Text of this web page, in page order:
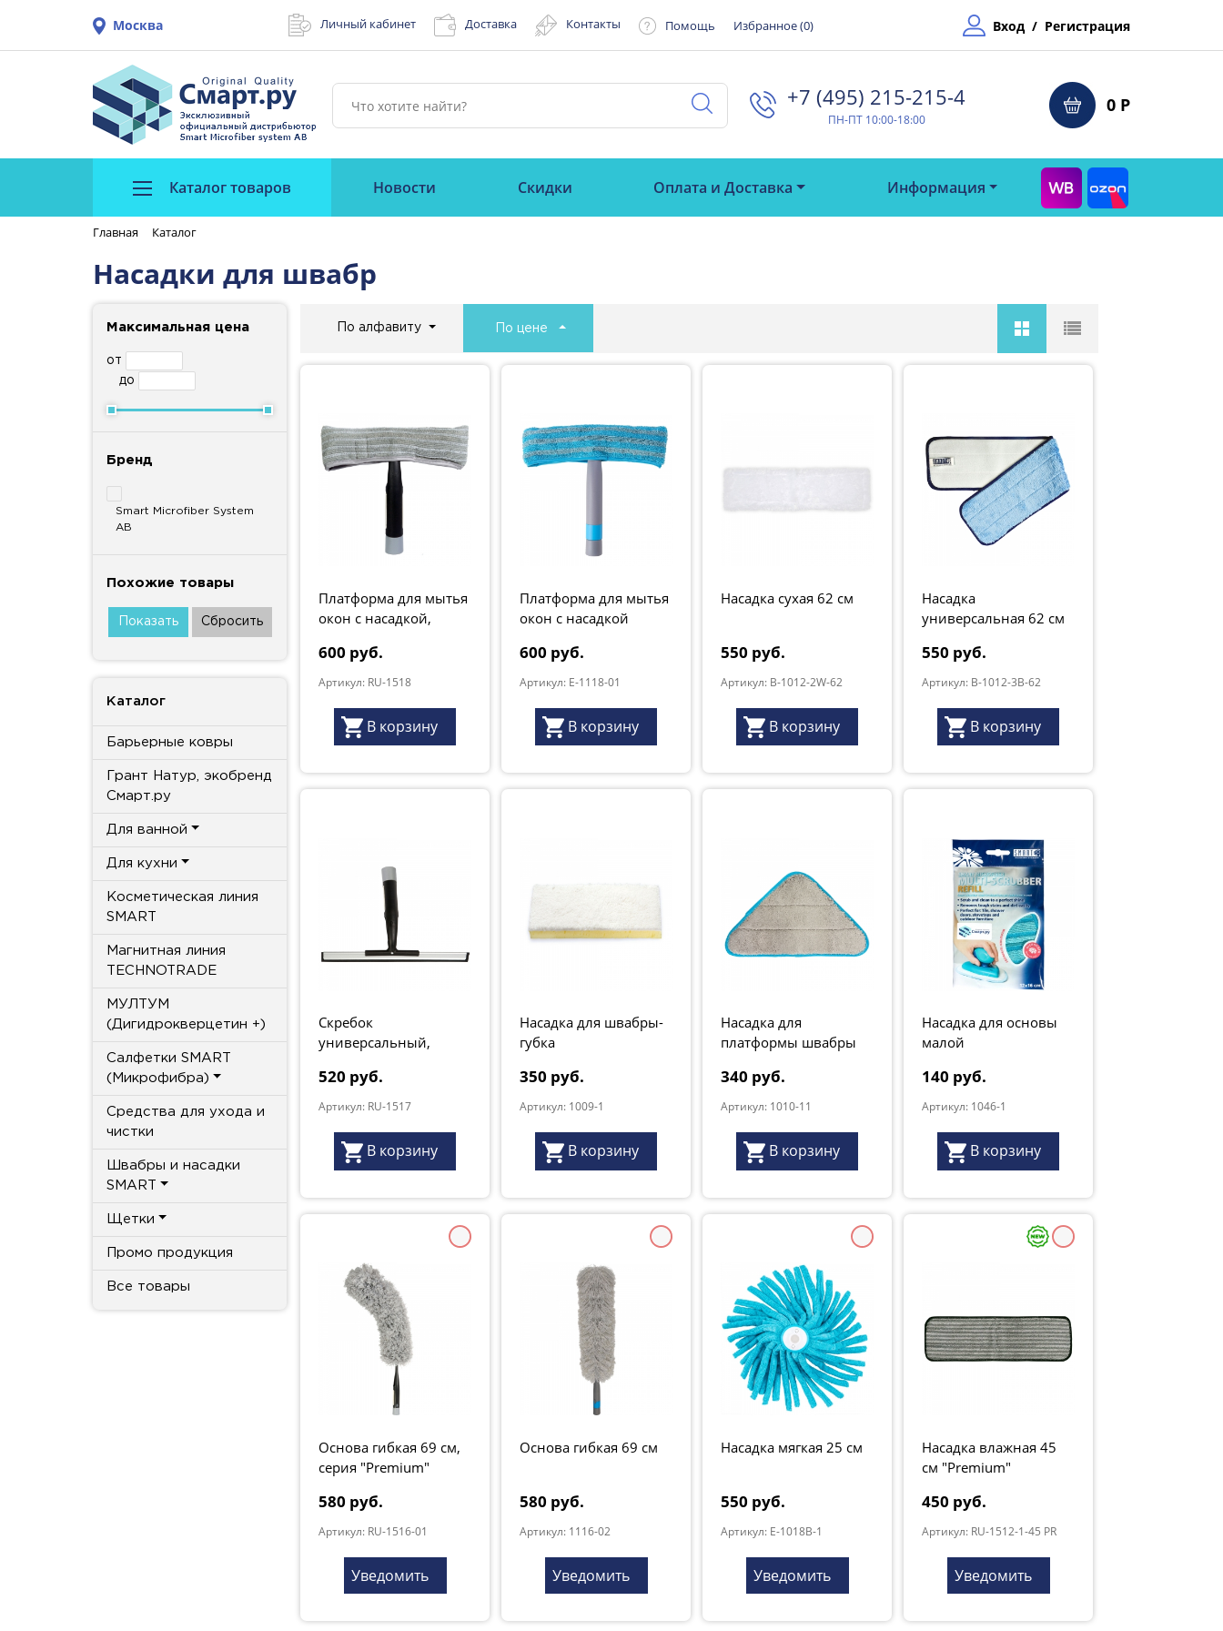
Москва Личный кабинет Доставка Контакты Помощь Избранное (0) Вход / Регистрация
+7 (495) 215-215-4⁠
ПН-ПТ 10:00-18:00
0 Р
Каталог товаров Новости Скидки Оплата и Доставка Информация
Главная Каталог
Насадки для швабр
Максимальная цена
от
до
Бренд
Smart Microfiber System
AB
Похожие товары
Каталог
Барьерные ковры
Грант Натур, экобренд
Смарт.ру
Для ванной
Для кухни
Косметическая линия
SMART
Магнитная линия
TECHNOTRADE
МУЛТУМ
(Дигидрокверцетин +)
Салфетки SMART
(Микрофибра)
Средства для ухода и
чистки
Швабры и насадки
SMART
Щетки
Промо продукция
Все товары
По алфавиту По цене
Платформа для мытья
окон с насадкой,
600 руб.
Артикул: RU-1518
В корзину
Платформа для мытья
окон с насадкой
600 руб.
Артикул: E-1118-01
В корзину
Насадка сухая 62 см
550 руб.
Артикул: B-1012-2W-62
В корзину
Насадка
универсальная 62 см
550 руб.
Артикул: B-1012-3B-62
В корзину
Скребок
универсальный,
520 руб.
Артикул: RU-1517
В корзину
Насадка для швабры-
губка
350 руб.
Артикул: 1009-1
В корзину
Насадка для
платформы швабры
340 руб.
Артикул: 1010-11
В корзину
Насадка для основы
малой
140 руб.
Артикул: 1046-1
В корзину
Основа гибкая 69 см,
серия "Premium"
580 руб.
Артикул: RU-1516-01
Уведомить
Основа гибкая 69 см
580 руб.
Артикул: 1116-02
Уведомить
Насадка мягкая 25 см
550 руб.
Артикул: E-1018B-1
Уведомить
Насадка влажная 45
см "Premium"
450 руб.
Артикул: RU-1512-1-45 PR
Уведомить